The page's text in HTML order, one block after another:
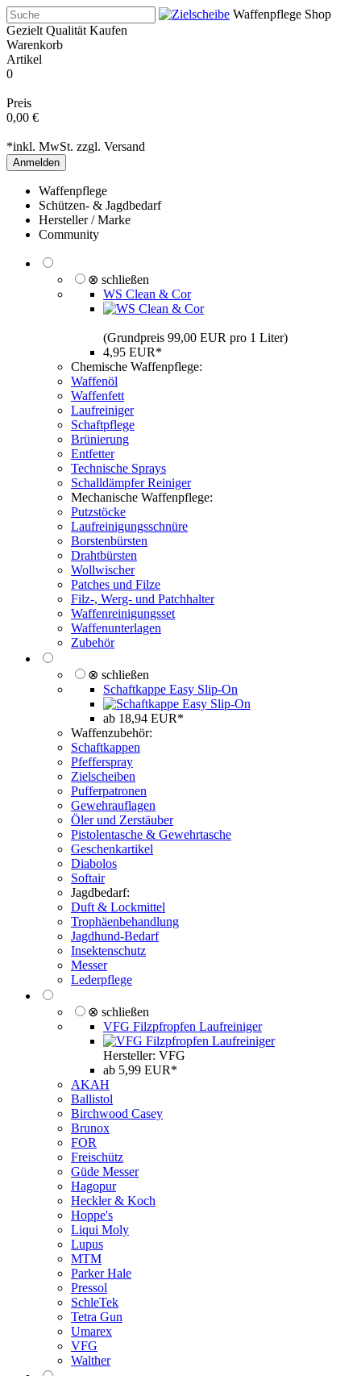
Waffenpflege Shop
Gezielt Qualität Kaufen
Warenkorb
Artikel
0
Preis
0,00 €
*inkl. MwSt. zzgl. Versand
Anmelden
Waffenpflege
Schützen- & Jagdbedarf
Hersteller / Marke
Community
⊗ schließen
WS Clean & Cor
(Grundpreis 99,00 EUR pro 1 Liter)
4,95 EUR*
Chemische Waffenpflege:
Waffenöl
Waffenfett
Laufreiniger
Schaftpflege
Brünierung
Entfetter
Technische Sprays
Schalldämpfer Reiniger
Mechanische Waffenpflege:
Putzstöcke
Laufreinigungsschnüre
Borstenbürsten
Drahtbürsten
Wollwischer
Patches und Filze
Filz-, Werg- und Patchhalter
Waffenreinigungsset
Waffenunterlagen
Zubehör
⊗ schließen
Schaftkappe Easy Slip-On
ab 18,94 EUR*
Waffenzubehör:
Schaftkappen
Pfefferspray
Zielscheiben
Pufferpatronen
Gewehrauflagen
Öler und Zerstäuber
Pistolentasche & Gewehrtasche
Geschenkartikel
Diabolos
Softair
Jagdbedarf:
Duft & Lockmittel
Trophäenbehandlung
Jagdhund-Bedarf
Insektenschutz
Messer
Lederpflege
⊗ schließen
VFG Filzpfropfen Laufreiniger
Hersteller: VFG
ab 5,99 EUR*
AKAH
Ballistol
Birchwood Casey
Brunox
FOR
Freischütz
Güde Messer
Hagopur
Heckler & Koch
Hoppe's
Liqui Moly
Lupus
MTM
Parker Hale
Pressol
SchleTek
Tetra Gun
Umarex
VFG
Walther